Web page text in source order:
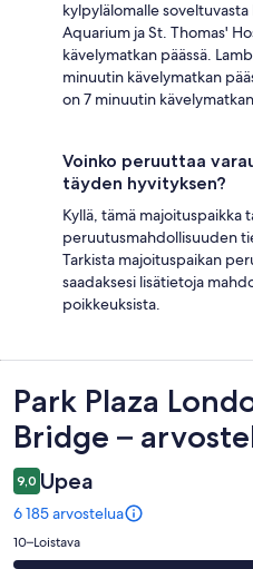
kylpylälomalle
Aquarium ja St. Thomas'
kävelymatkan päässä.
minuutin kävelymatkan
on 7 minuutin
Voinko peruuttaa
täyden hyvityksen?
Kyllä, tämä majoituspaikka
peruutusmahdollisuuden
Tarkista majoituspaikan
saadaksesi lisätietoja
poikkeuksista.
Arvostelut
Park Plaza
Bridge –
9,0 Upea
6 185 arvostelua
Arvosana
10–Loistava